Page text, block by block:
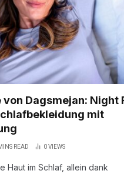
Dagsmejan: Night
mit
READ 0VIEWS
Haut im Schlaf, allein dank